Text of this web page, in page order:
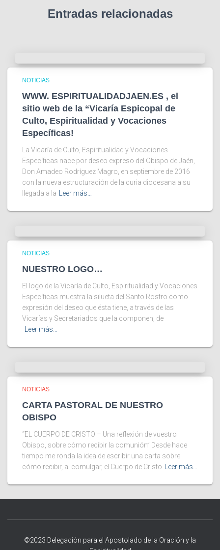
Entradas relacionadas
NOTICIAS
WWW. ESPIRITUALIDADJAEN.ES , el
sitio web de la “Vicaría Espicopal de
Culto, Espiritualidad y Vocaciones
Específicas!
La Vicaría de Culto, Espiritualidad y Vocaciones
Específicas nace por deseo expreso del Obispo de Jaén,
Don Amadeo Rodríguez Magro, en septiembre de 2016
con la nueva estructuración de la curia diocesana a su
llegada a la
Leer más…
NOTICIAS
NUESTRO LOGO…
El logo de la Vicaría de Culto, Espiritualidad y Vocaciones
Específicas muestra la silueta del Santo Rostro como
expresión del deseo que ésta tiene, a través de las
Vicarías y Secretariados que la componen, de
Leer más…
NOTICIAS
CARTA PASTORAL DE NUESTRO
OBISPO
“EL CUERPO DE CRISTO – Una reflexión de vuestro
Obispo, sobre cómo recibir la comunión” Desde hace
tiempo me ronda la idea de escribir una carta sobre
cómo recibir, al comulgar, el Cuerpo de Cristo
Leer más…
©2023 Delegación para el Apostolado de la Oración y la